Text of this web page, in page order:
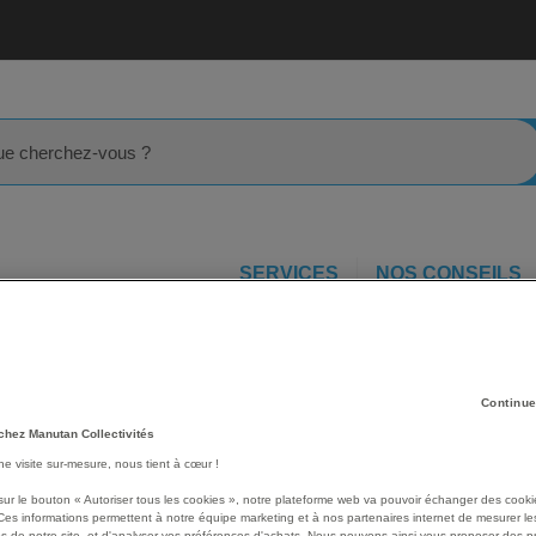
SERVICES NOS CONSEILS
Pratique, la lame est
Résiste à l’acétone et
Grande précision de
Manutan Collectivités
visite sur-mesure, nous tient à cœur !
le bouton « Autoriser tous les cookies », notre plateforme web va pouvoir échanger des
informations permettent à notre équipe marketing et à nos partenaires internet de mesurer